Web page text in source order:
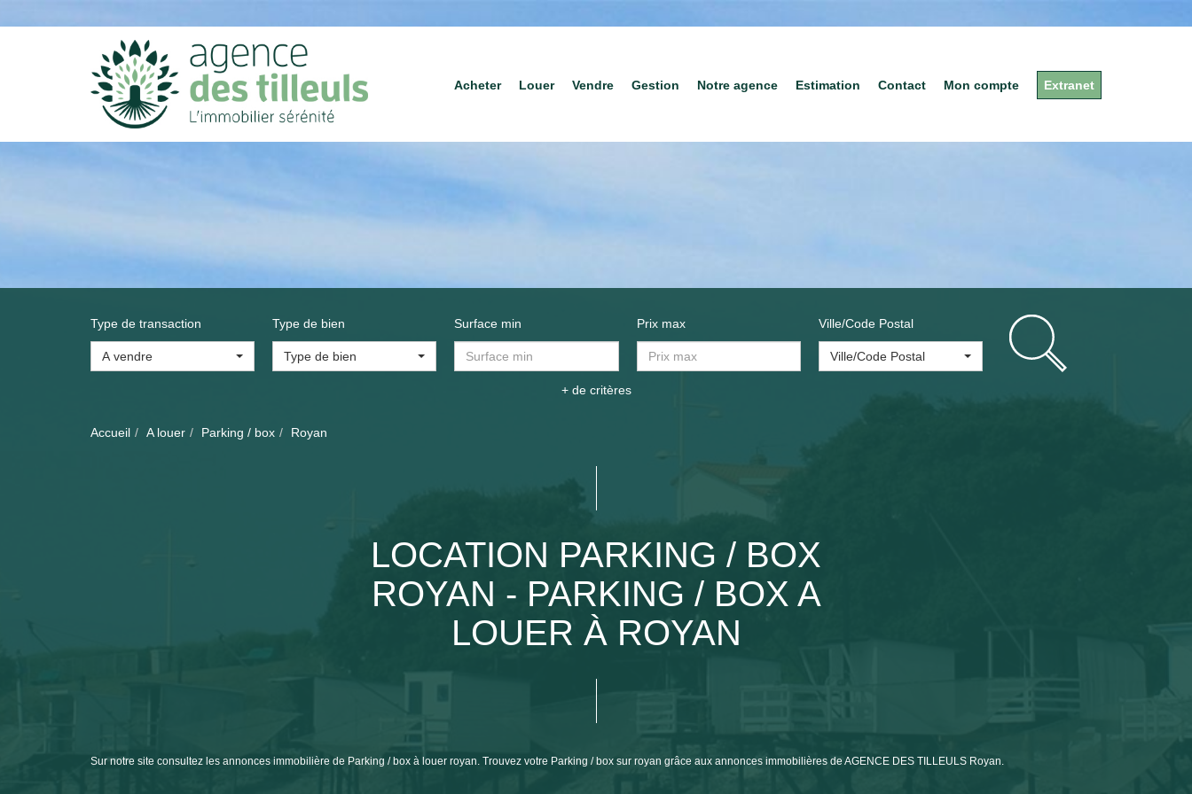
Acheter Louer Vendre Gestion Notre agence Estimation Contact Mon compte Extranet
Type de transaction
A vendre
Type de bien
Type de bien
Surface min Prix max Ville/Code Postal
Ville/Code Postal
+ de critères
Accueil A louer Parking / box Royan
LOCATION PARKING / BOX
ROYAN - PARKING / BOX A
LOUER À ROYAN
Sur notre site consultez les annonces immobilière de Parking / box à louer royan. Trouvez votre Parking / box sur royan grâce aux annonces immobilières de AGENCE DES TILLEULS Royan.